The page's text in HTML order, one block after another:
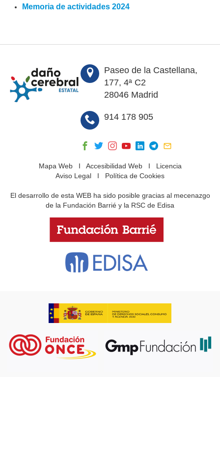
Memoria de actividades 2024
Paseo de la Castellana,
177, 4ª C2
28046 Madrid
914 178 905
Mapa WebI Accesibilidad WebI Licencia
Aviso Legal I Política de Cookies
El desarrollo de esta WEB ha sido posible gracias al mecenazgo
de la Fundación Barrié y la RSC de Edisa